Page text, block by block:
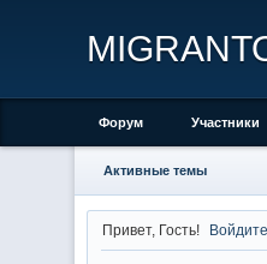
Форум Участники
Активные темы
Привет, Гость! Войдите